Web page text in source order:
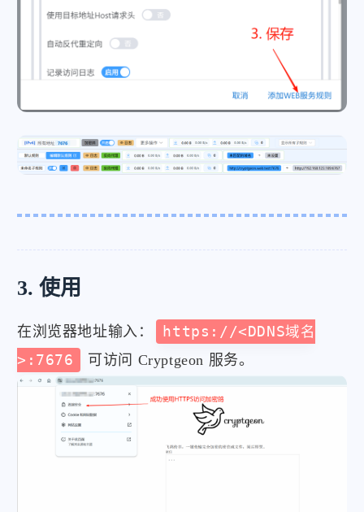
3. 使用
在浏览器地址输入：
https://<DDNS域名
>:7676
可访问 Cryptgeon 服务。